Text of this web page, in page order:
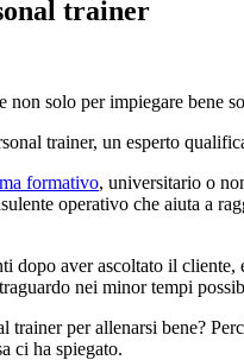
trainer
non solo per impiegare
trainer, un esperto
formativo, universitario o
operativo che aiuta a
dopo aver ascoltato il
nei minor tempi
per allenarsi bene?
ci ha spiegato.